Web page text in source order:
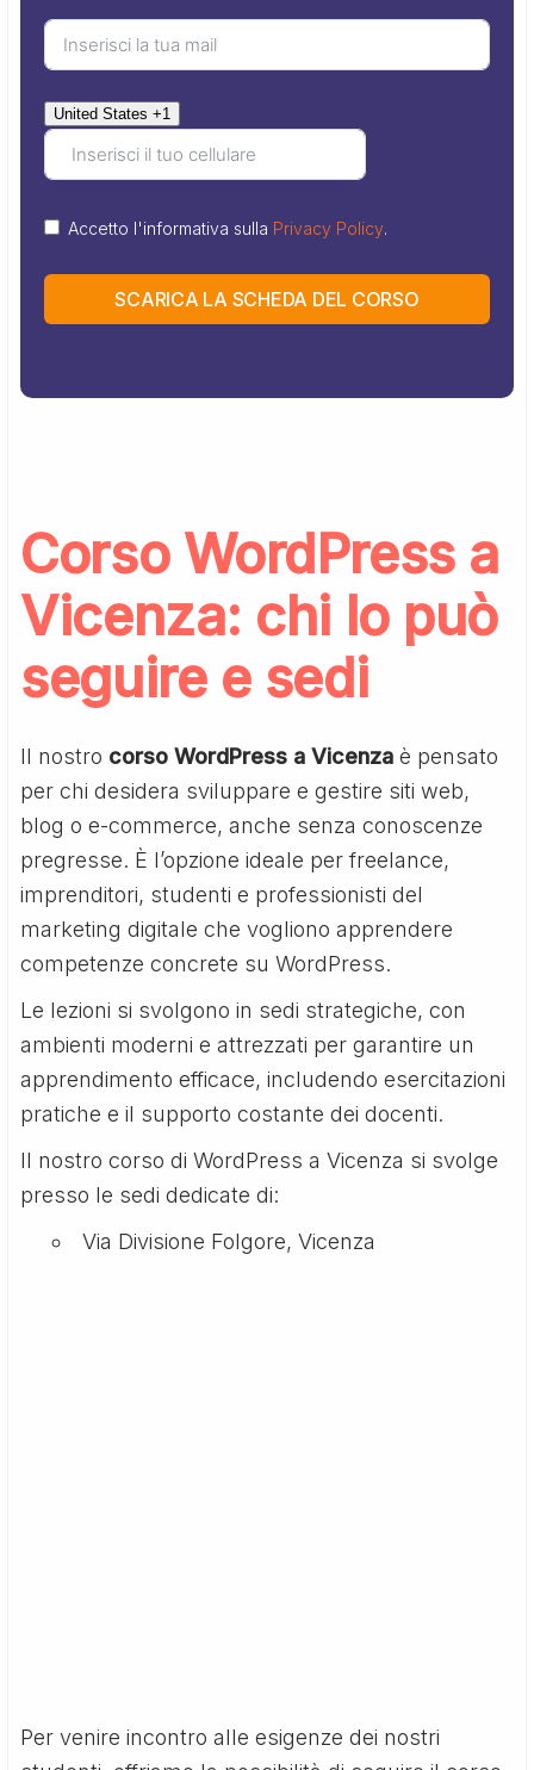
United States +1
Accetto l'informativa sulla Privacy Policy.
SCARICA LA SCHEDA DEL CORSO
Corso WordPress a
Vicenza: chi lo può
seguire e sedi
Il nostro corso WordPress a Vicenza è pensato
per chi desidera sviluppare e gestire siti web,
blog o e-commerce, anche senza conoscenze
pregresse. È l’opzione ideale per freelance,
imprenditori, studenti e professionisti del
marketing digitale che vogliono apprendere
competenze concrete su WordPress.
Le lezioni si svolgono in sedi strategiche, con
ambienti moderni e attrezzati per garantire un
apprendimento efficace, includendo esercitazioni
pratiche e il supporto costante dei docenti.
Il nostro corso di WordPress a Vicenza si svolge
presso le sedi dedicate di:
Via Divisione Folgore, Vicenza
Per venire incontro alle esigenze dei nostri